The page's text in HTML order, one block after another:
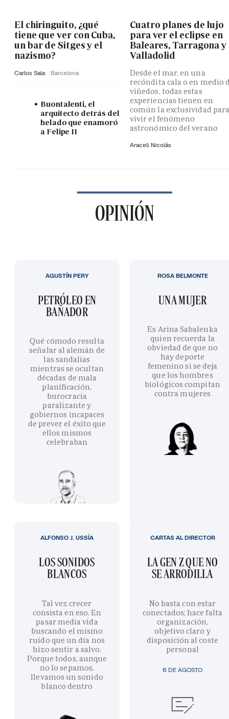
El chiringuito, ¿qué
tiene que ver con Cuba,
un bar de Sitges y el
nazismo?
Carlos Sala Barcelona
Buontalenti, el
arquitecto detrás del
helado que enamoró
a Felipe II
Cuatro planes de lujo
para ver el eclipse en
Baleares, Tarragona y
Valladolid
Desde el mar, en una
recóndita cala o en medio
viñedos, todas estas
experiencias tienen en
común la exclusividad
vivir el fenómeno
astronómico del verano
Araceli Nicolás
OPINIÓN
PETRÓLEO EN
BAÑADOR
Qué cómodo resulta
señalar al alemán de
las sandalias
mientras se ocultan
décadas de mala
planificación,
burocracia
paralizante y
gobiernos incapaces
de prever el éxito que
ellos mismos
celebraban
AGUSTÍN PERY
UNA MUJER
Es Arina Sabalenka
quien recuerda la
obviedad de que no
hay deporte
femenino si se deja
que los hombres
biológicos compitan
contra mujeres
ROSA BELMONTE
LOS SONIDOS
BLANCOS
Tal vez crecer
consista en eso. En
pasar media vida
buscando el mismo
ruido que un día nos
hizo sentir a salvo.
Porque todos, aunque
no lo sepamos,
llevamos un sonido
blanco dentro
ALFONSO J. USSÍA
6 DE AGOSTO
LA GEN Z QUE NO
SE ARRODILLA
No basta con estar
conectados; hace falta
organización,
objetivo claro y
disposición al coste
personal
CARTAS AL DIRECTOR